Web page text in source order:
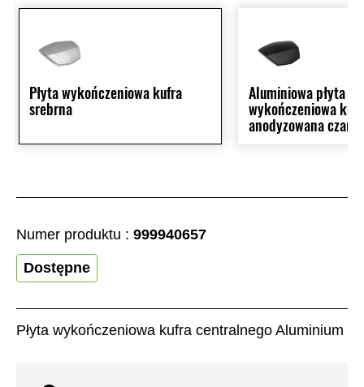
Płyta wykończeniowa kufra centralnego Aluminium
Numer produktu : 999940657
Dostępne
Płyta wykończeniowa kufra
srebrna
Aluminiowa płyta
wykończeniowa
anodyzowana czarna